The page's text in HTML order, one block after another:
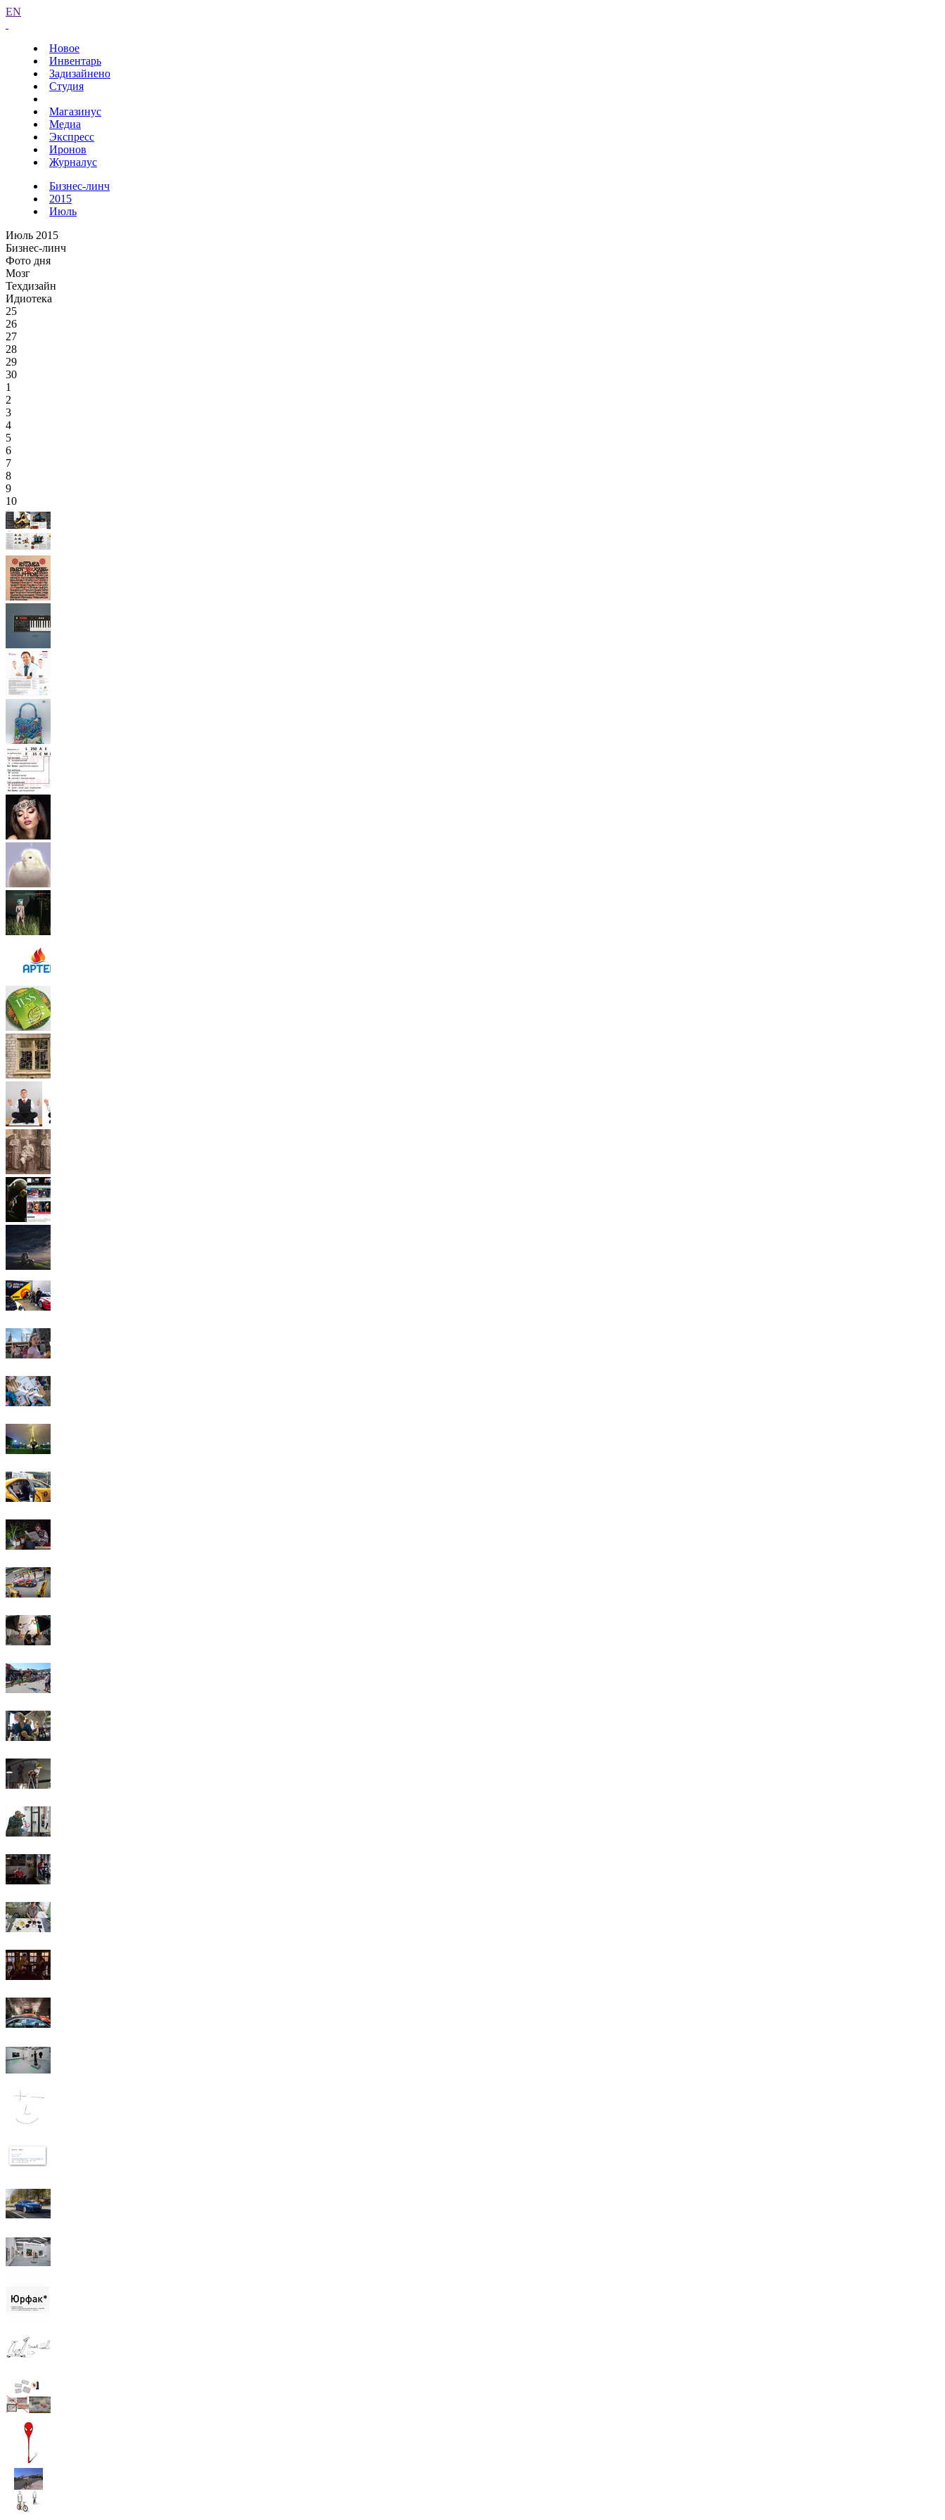
EN
Новое
Инвентарь
Задизайнено
Студия
Магазинус
Медиа
Экспресс
Иронов
Журналус
Бизнес-линч
2015
Июль
Июль 2015
Бизнес-линч
Фото дня
Мозг
Техдизайн
Идиотека
25
26
27
28
29
30
1
2
3
4
5
6
7
8
9
10